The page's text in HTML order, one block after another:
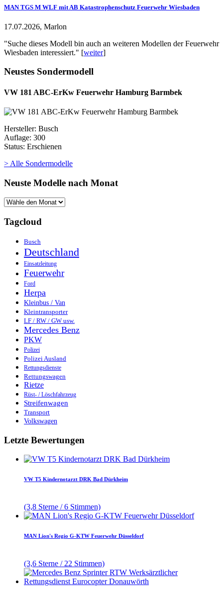
MAN TGS M WLF mit AB Katastrophenschutz Feuerwehr Wiesbaden
17.07.2026, Marlon
"Suche dieses Modell bin auch an weiteren Modellen der Feuerwehr
Wiesbaden interessiert." [weiter]
Neustes Sondermodell
VW 181 ABC-ErKw Feuerwehr Hamburg Barmbek
Hersteller: Busch
Auflage: 300
Status: Erschienen
> Alle Sondermodelle
Neuste Modelle nach Monat
Tagcloud
Busch
Deutschland
Einsatzleitung
Feuerwehr
Ford
Herpa
Kleinbus / Van
Kleintransporter
LF / RW / GW usw.
Mercedes Benz
PKW
Polizei
Polizei Ausland
Rettungsdienste
Rettungswagen
Rietze
Rüst- / Löschfahrzeug
Streifenwagen
Transport
Volkswagen
Letzte Bewertungen
VW T5 Kindernotarzt DRK Bad Dürkheim
(3,8 Sterne / 6 Stimmen)
MAN Lion's Regio G-KTW Feuerwehr Düsseldorf
(3,6 Sterne / 22 Stimmen)